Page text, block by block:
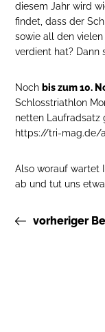
diesem Jahr wird
findet, dass der
sowie all den
verdient hat? Dann
Noch bis zum 10.
Schlosstriathlon
netten Laufradsatz
https://tri-mag.de/
Also worauf wartet
ab und tut uns
vorheriger